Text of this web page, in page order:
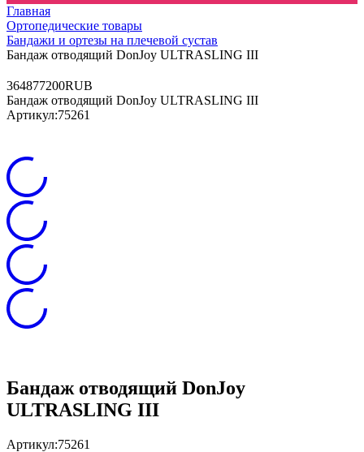
Главная
Ортопедические товары
Бандажи и ортезы на плечевой сустав
Бандаж отводящий DonJoy ULTRASLING IІІ
364877200RUB
Бандаж отводящий DonJoy ULTRASLING IІІ
Артикул:75261
Бандаж отводящий DonJoy
ULTRASLING IІІ
Артикул:75261